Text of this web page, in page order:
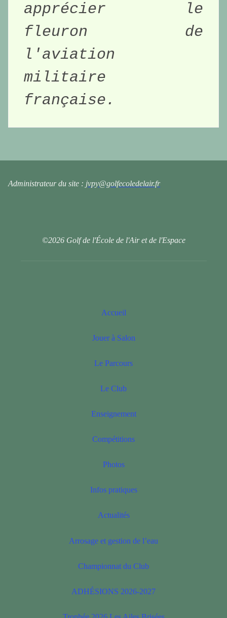
apprécier le
fleuron de
l'aviation
militaire
française.
Administrateur du site : jvpy@golfecoledelair.fr
©2026 Golf de l'École de l'Air et de l'Espace
Accueil
Jouer à Salon
Le Parcours
Le Club
Enseignement
Compétitions
Photos
Infos pratiques
Actualités
Arrosage et gestion de l’eau
Championnat du Club
ADHÉSIONS 2026-2027